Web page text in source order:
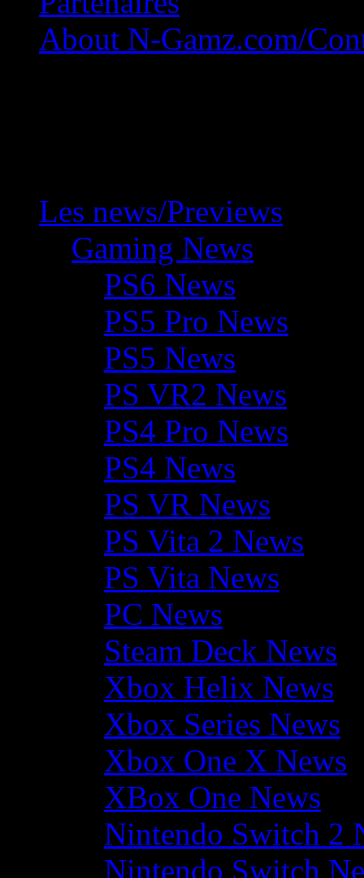
About N-Gamz.com/
Les news/Previews
Gaming News
PS6 News
PS5 Pro News
PS5 News
PS VR2 News
PS4 Pro News
PS4 News
PS VR News
PS Vita 2 News
PS Vita News
PC News
Steam Deck News
Xbox Helix News
Xbox Series News
Xbox One X News
XBox One News
Nintendo Switch 2
Nintendo Switch